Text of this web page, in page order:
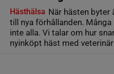
Hästhälsa När hästen byter
till nya förhållanden.
inte alla. Vi talar om hur
nyinköpt häst med